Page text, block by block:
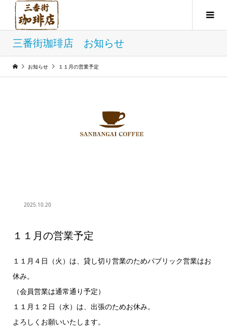
三番街珈琲店 お知らせ
お知らせ １１月の営業予定
2025.10.20
１１月の営業予定
１１月４日（火）は、貸し切り営業のためパブリック営業はお
休み。
（会員営業は通常通り予定）
１１月１２日（水）は、出張のためお休み。
よろしくお願いいたします。